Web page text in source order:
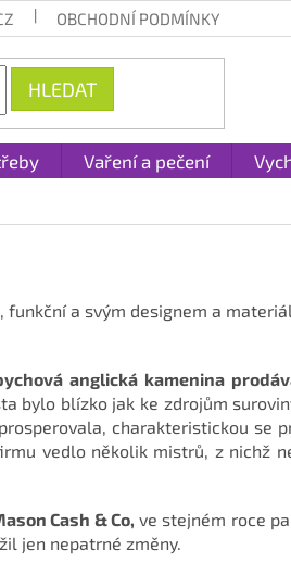
OBCHODNÍ PODMÍNKY
HLEDAT
Vaření a pečení
funkční a svým designem a
á anglická kamenina
bylo blízko jak ke zdrojům
charakteristickou se
vedlo několik mistrů, z nichž
Cash & Co, ve stejném roce
jen nepatrné změny.